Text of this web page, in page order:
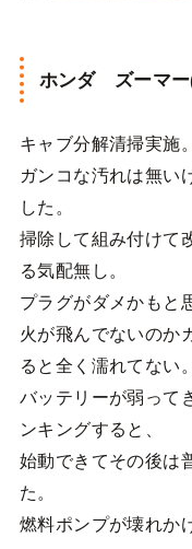
ホンダ ズーマー
キャブ分解清掃実施。
ガンコな汚れは無い
した。
掃除して組み付けて
る気配無し。
プラグがダメかもと
火が飛んでないのか
ると全く濡れてない。
バッテリーが弱って
ンキングすると、
始動できてその後は
た。
燃料ポンプが壊れか